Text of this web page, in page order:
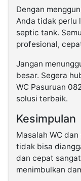
Dengan
Anda tidak perlu
septic tank.
profesional,
Jangan
besar. Segera
WC Pasuruan
solusi terbaik.
Kesimpulan
Masalah WC
tidak bisa
dan cepat
menimbulkan